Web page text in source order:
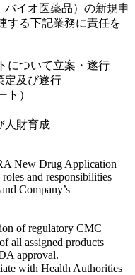
バイオ医薬品）の新規申
する下記業務に責任を
について立案・遂行
定及び遂行
ト）
人財育成
New Drug Application
and responsibilities
Company’s
of regulatory CMC
all assigned products
approval.
with Health Authorities